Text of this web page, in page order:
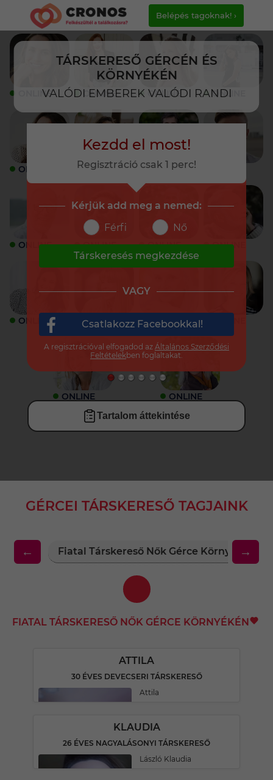
TÁRSKERESŐ GÉRCÉN ÉS
KÖRNYÉKÉN
VALÓDI EMBEREK VALÓDI RANDI
Belépés tagoknak! ›
ONLINE ONLINE ONLINE ONLINE
ONLINE ONLINE ONLINE
ONLINE ONLINE ONLINE ONLINE
ONLINE ONLINE ONLINE
ONLINE ONLINE
Tartalom áttekintése
GÉRCEI TÁRSKERESŐ TAGJAINK
← Fiatal Társkereső Nők Gérce Környékén
→
FIATAL TÁRSKERESŐ NŐK GÉRCE KÖRNYÉKÉN
ATTILA
30 ÉVES DEVECSERI TÁRSKERESŐ
Attila
KLAUDIA
26 ÉVES NAGYALÁSONYI TÁRSKERESŐ
László Klaudia
Kezdd el most!
Regisztráció csak 1 perc!
Kérjük add meg a nemed:
Férfi
Nő
Társkeresés megkezdése
VAGY
Csatlakozz Facebookkal!
A regisztrációval elfogadod az Általános Szerződési
Feltételekben foglaltakat.